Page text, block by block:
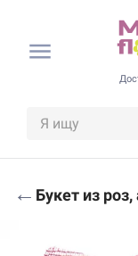
← Букет из